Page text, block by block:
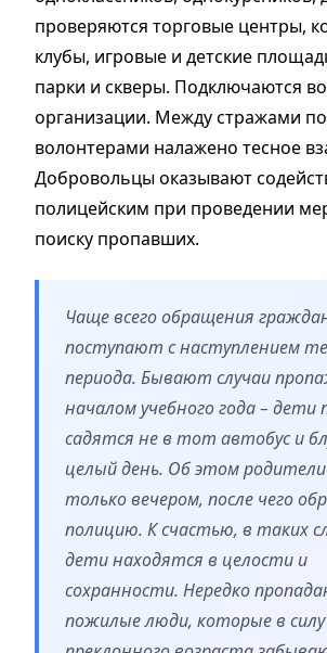
проверяются торговые центры,
клубы, игровые и детские
парки и скверы. Подключаются
организации. Между стражами
волонтерами налажено тесное
Добровольцы оказывают
полицейским при проведении
поиску пропавших.
Чаще всего обращения
поступают с наступлением
периода. Бывают случаи
началом учебного года – дети
садятся не в тот автобус и
целый день. Об этом
только вечером, после чего
полицию. К счастью, в таких
дети находятся в целости и
сохранности. Нередко
пожилые люди, которые в силу